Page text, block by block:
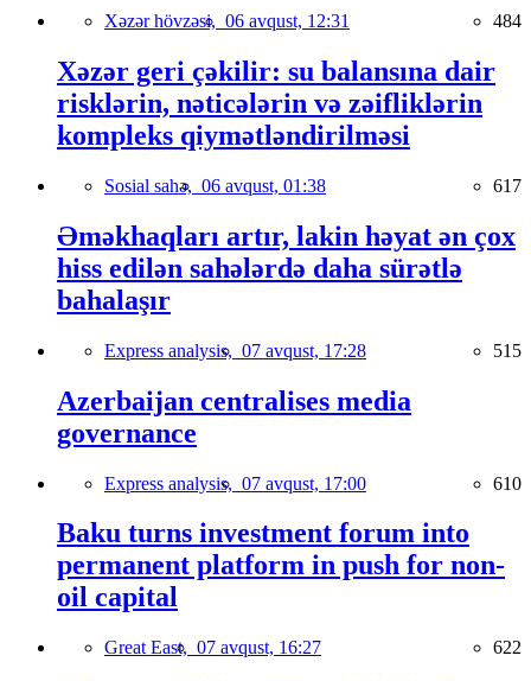
Xəzər hövzəsi, 06 avqust, 12:31 484
Xəzər geri çəkilir: su balansına dair
risklərin, nəticələrin və zəifliklərin
kompleks qiymətləndirilməsi
Sosial sahə, 06 avqust, 01:38 617
Əməkhaqları artır, lakin həyat ən çox
hiss edilən sahələrdə daha sürətlə
bahalaşır
Express analysis, 07 avqust, 17:28 515
Azerbaijan centralises media
governance
Express analysis, 07 avqust, 17:00 610
Baku turns investment forum into
permanent platform in push for non-
oil capital
Great East, 07 avqust, 16:27 622